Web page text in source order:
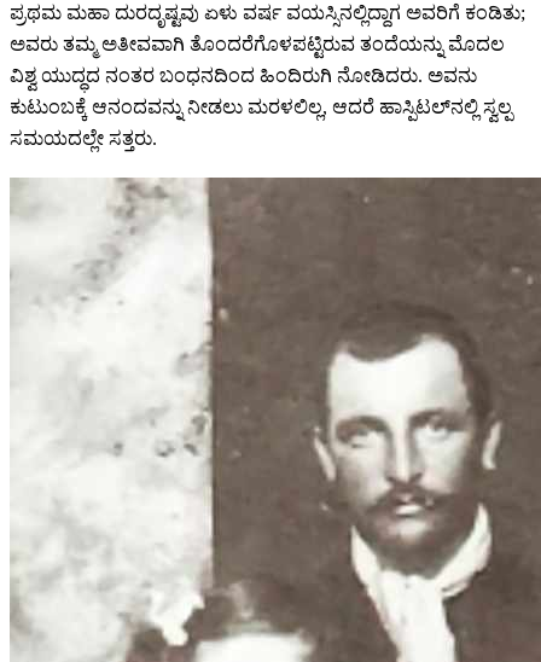
ಪ್ರಥಮ ಮಹಾ ದುರದೃಷ್ಟವು ಏಳು ವರ್ಷ ವಯಸ್ಸಿನಲ್ಲಿದ್ದಾಗ ಅವರಿಗೆ ಕಂಡಿತು;
ಅವರು ತಮ್ಮ ಅತೀವವಾಗಿ ತೊಂದರೆಗೊಳಪಟ್ಟಿರುವ ತಂದೆಯನ್ನು ಮೊದಲ
ವಿಶ್ವ ಯುದ್ಧದ ನಂತರ ಬಂಧನದಿಂದ ಹಿಂದಿರುಗಿ ನೋಡಿದರು. ಅವನು
ಕುಟುಂಬಕ್ಕೆ ಆನಂದವನ್ನು ನೀಡಲು ಮರಳಲಿಲ್ಲ, ಆದರೆ ಹಾಸ್ಪಿಟಲ್‌ನಲ್ಲಿ ಸ್ವಲ್ಪ
ಸಮಯದಲ್ಲೇ ಸತ್ತರು.